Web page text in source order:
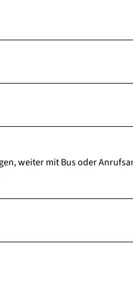
weiter mit Bus oder